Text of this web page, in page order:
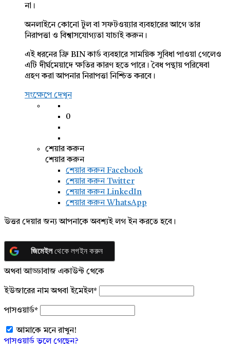
না।
অনলাইনে কোনো টুল বা সফটওয়্যার ব্যবহারের আগে তার
নিরাপত্তা ও বিশ্বাসযোগ্যতা যাচাই করুন।
এই ধরনের ফ্রি BIN কার্ড ব্যবহারে সাময়িক সুবিধা পাওয়া গেলেও
এটি দীর্ঘমেয়াদে ক্ষতির কারণ হতে পারে। বৈধ পন্থায় পরিষেবা
গ্রহণ করা আপনার নিরাপত্তা নিশ্চিত করবে।
সংক্ষেপে দেখুন
0
শেয়ার করুন
শেয়ার করুন
শেয়ার করুনFacebook
শেয়ার করুন Twitter
শেয়ার করুন LinkedIn
শেয়ার করুন WhatsApp
উত্তর দেয়ার জন্য আপনাকে অবশ্যই লগ ইন করতে হবে।
জিমেইলথেকে লগইন করুন
অথবা আড্ডাবাজ একাউন্ট থেকে
ইউজারের নাম অথবা ইমেইল*
পাসওয়ার্ড*
আমাকে মনে রাখুন!
পাসওয়ার্ড ভুলে গেছেন?